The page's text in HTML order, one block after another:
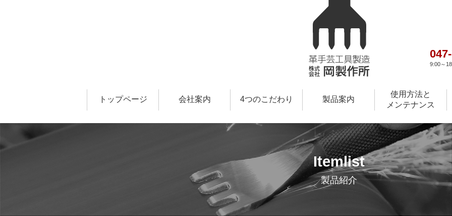
9:00～
トップページ 会社案内 4つのこだわり 製品案内
使用方法と
メンテナンス
Itemlist
製品紹介